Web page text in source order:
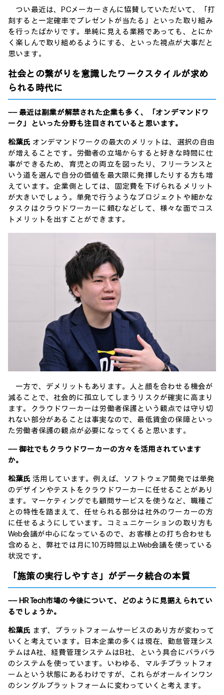
つい最近は、PCメーカーさんに協賛していただいて、「打
刻すると一定確率でプレゼントが当たる」といった取り組み
を行ったばかりです。単純に見える業務であっても、とにか
く楽しんで取り組めるようにする、といった視点が大事だと
思います。
社会との繋がりを意識したワークスタイルが求め
られる時代に
―― 最近は副業が解禁された企業も多く、「オンデマンドワ
ーク」といった分野も注目されていると思います。
松葉氏 オンデマンドワークの最大のメリットは、選択の自由
が増えることです。労働者の立場からすると好きな時間に仕
事ができるため、育児との両立を図ったり、フリーランスと
いう道を選んで自分の価値を最大限に発揮したりする方も増
えています。企業側としては、固定費を下げられるメリット
が大きいでしょう。単発で行うようなプロジェクトや細かな
タスクはクラウドワーカーに頼むなどして、様々な面でコス
トメリットを出すことができます。
一方で、デメリットもあります。人と顔を合わせる機会が
減ることで、社会的に孤立してしまうリスクが確実に高まり
ます。クラウドワーカーは労働者保護という観点では守り切
れない部分があることは事実なので、最低賃金の保障といっ
た労働者保護の観点が必要になってくると思います。
―― 御社でもクラウドワーカーの方々を活用されています
か。
松葉氏 活用しています。例えば、ソフトウェア開発では単発
のデザインやテストをクラウドワーカーに任せることがあり
ます。マーケティングでも顧問サービスを使うなど、職種ご
との特性を踏まえて、任せられる部分は社外のワーカーの方
に任せるようにしています。コミュニケーションの取り方も
Web会議が中心になっているので、お客様との打ち合わせも
含めると、弊社では月に10万時間以上Web会議を使っている
状況です。
「施策の実行しやすさ」がデータ統合の本質
―― HR Tech市場の今後について、どのように見据えられてい
るでしょうか。
松葉氏 まず、プラットフォームサービスのあり方が変わって
いくと考えています。日本企業の多くは現在、勤怠管理シス
テムはA社、経費管理システムはB社、という具合にバラバラ
のシステムを使っています。いわゆる、マルチプラットフォ
ームという状態にあるわけですが、これらがオールインワン
のシングルプラットフォームに変わっていくと考えます。